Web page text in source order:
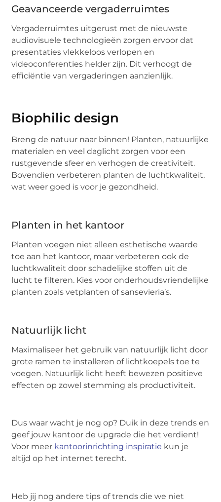
Geavanceerde vergaderruimtes
Vergaderruimtes uitgerust met de nieuwste
audiovisuele technologieën zorgen ervoor dat
presentaties vlekkeloos verlopen en
videoconferenties helder zijn. Dit verhoogt de
efficiëntie van vergaderingen aanzienlijk.
Biophilic design
Breng de natuur naar binnen! Planten, natuurlijke
materialen en veel daglicht zorgen voor een
rustgevende sfeer en verhogen de creativiteit.
Bovendien verbeteren planten de luchtkwaliteit,
wat weer goed is voor je gezondheid.
Planten in het kantoor
Planten voegen niet alleen esthetische waarde
toe aan het kantoor, maar verbeteren ook de
luchtkwaliteit door schadelijke stoffen uit de
lucht te filteren. Kies voor onderhoudsvriendelijke
planten zoals vetplanten of sansevieria’s.
Natuurlijk licht
Maximaliseer het gebruik van natuurlijk licht door
grote ramen te installeren of lichtkoepels toe te
voegen. Natuurlijk licht heeft bewezen positieve
effecten op zowel stemming als productiviteit.
Dus waar wacht je nog op? Duik in deze trends en
geef jouw kantoor de upgrade die het verdient!
Voor meer kantoorinrichting inspiratie kun je
altijd op het internet terecht.
Heb jij nog andere tips of trends die we niet